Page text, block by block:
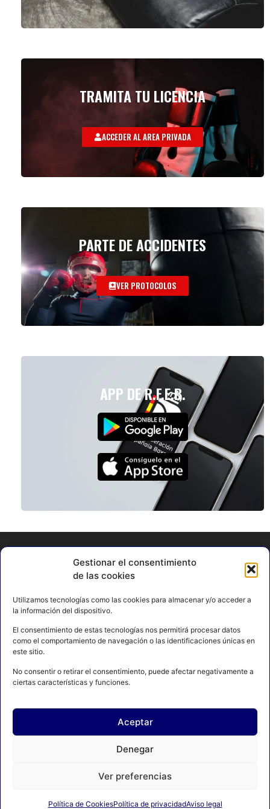
Gestionar el consentimiento
de las cookies
Utilizamos tecnologías como las cookies para almacenar y/o acceder a
la información del dispositivo.
El consentimiento de estas tecnologías nos permitirá procesar datos
como el comportamiento de navegación o las identificaciones únicas en
este sitio.
No consentir o retirar el consentimiento, puede afectar negativamente a
ciertas características y funciones.
Aceptar
Denegar
Ver preferencias
Política de CookiesPolítica de privacidadAviso legal
TRAMITA TU LICENCIA
ACCEDER AL AREA PRIVADA
PARTE DE ACCIDENTES
VER PROTOCOLOS
APP DE R.F.E.B.